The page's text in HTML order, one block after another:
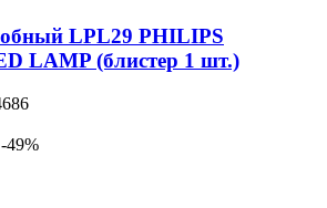
LPL29 PHILIPS
LAMP (блистер 1 шт.)
-49%